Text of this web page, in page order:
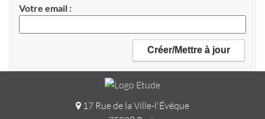
Votre email
17 Rue de la Ville-l'Évêque